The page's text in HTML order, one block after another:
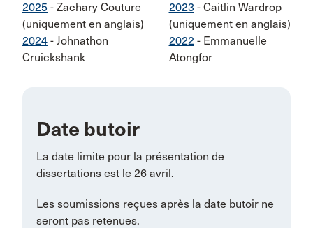
2025 - Zachary Couture
(uniquement en anglais)
2024 - Johnathon
Cruickshank
2023 - Caitlin Wardrop
(uniquement en anglais)
2022- Emmanuelle
Atongfor
Date butoir
La date limite pour la présentation de
dissertations est le 26 avril.
Les soumissions reçues après la date butoir ne
seront pas retenues.